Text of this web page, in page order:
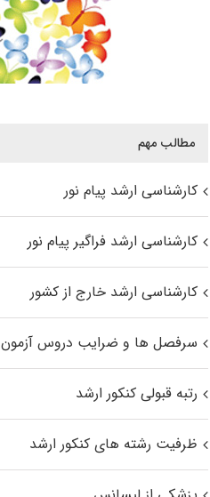
مطالب مهم
کارشناسی ارشد پیام نور
کارشناسی ارشد فراگیر پیام نور
کارشناسی ارشد خارج از کشور
سرفصل ها و ضرایب دروس آزمون
رتبه قبولی کنکور ارشد
ظرفیت رشته های کنکور ارشد